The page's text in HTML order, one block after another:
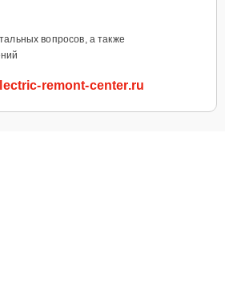
вопросов, а также
remont-center.ru